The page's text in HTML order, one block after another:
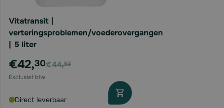
Vitatransit |
verteringsproblemen/voederovergangen
| 5 liter
Voor
€42,30€44,53
Direct leverbaar